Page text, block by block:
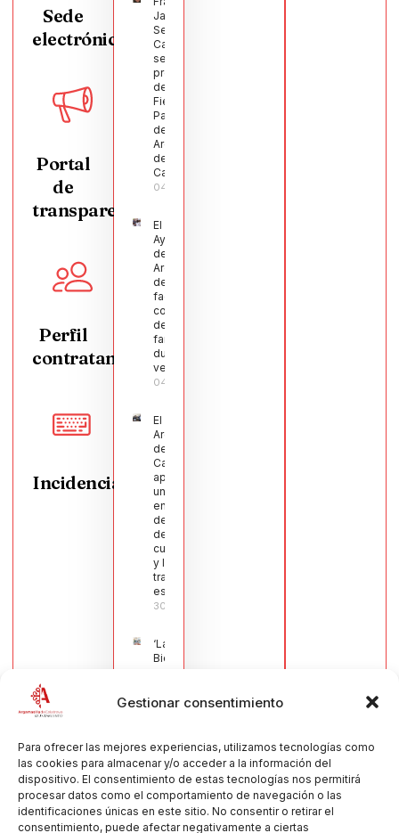
Gestionar consentimiento
Para ofrecer las mejores experiencias, utilizamos tecnologías como
las cookies para almacenar y/o acceder a la información del
dispositivo. El consentimiento de estas tecnologías nos permitirá
procesar datos como el comportamiento de navegación o las
identificaciones únicas en este sitio. No consentir o retirar el
consentimiento, puede afectar negativamente a ciertas
Sede
electrónica
Portal
de
transparencia
Perfil
contratante
Incidencias
Javier
Segura
Castellanos
será el
pregonero
de las
Fiestas
Patronales
de
Argamasilla
de
Calatrava
04/08/2026
El
Ayuntamiento
de
Argamasilla
de Calatrava
facilita la
conciliación
de 200
familias
durante el
verano
04/08/2026
El Pleno de
Argamasilla
de
Calatrava
aprueba
una moción
en defensa
del sector
de la
cuchillería
y la navaja
tradicional
española
30/07/2026
‘La
Bienvenida’,
estampa de
de la Virgen
Muñoz
Muñoz,
anuncia las
Fiestas
Patronales
2026
30/07/2026